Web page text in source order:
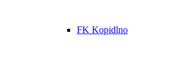
FK Kopidlno